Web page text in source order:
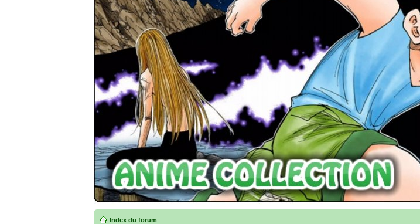
Index du forum